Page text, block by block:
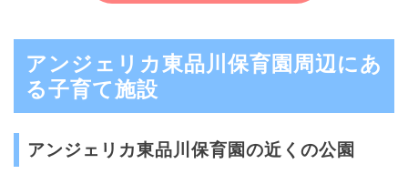
アンジェリカ東品川保育園周辺にあ
る子育て施設
アンジェリカ東品川保育園の近くの公園